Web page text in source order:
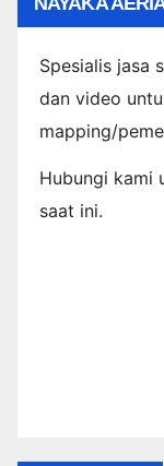
Spesialis jasa
dan video
mapping/
Hubungi kami
saat ini.